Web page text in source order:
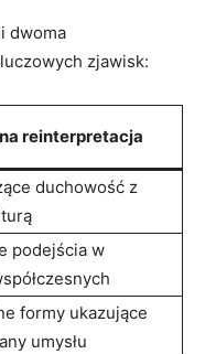
dwoma
zjawisk:
reinterpretacja
duchowość z
podejścia w
formy ukazujące
umysłu